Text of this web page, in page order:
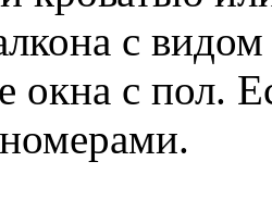
с
окна с пол.